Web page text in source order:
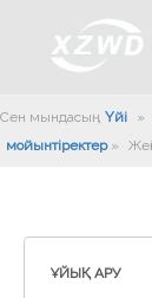
Кесетін төсеу
Компания
Инженерлік
Ұзындығы
Сен мындасың: Үйі »
мойынтіректер »
ҰЙЫҚ АРУ